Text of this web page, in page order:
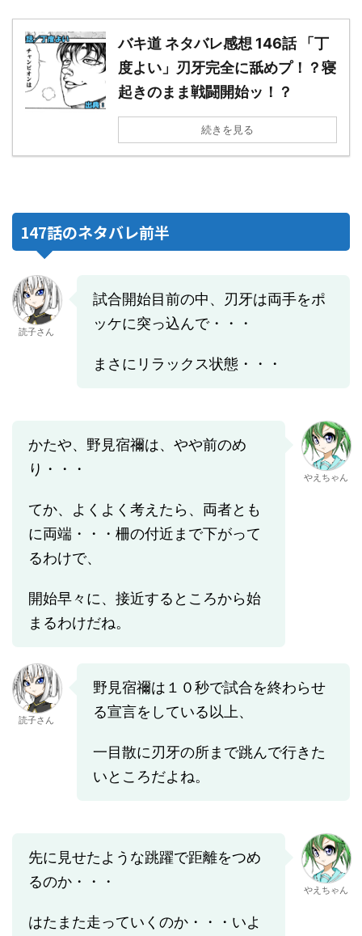
バキ道 ネタバレ感想 146話 「丁
度よい」刃牙完全に舐めプ！？寝
起きのまま戦闘開始ッ！？
続きを見る
147話のネタバレ前半
読子さん
試合開始目前の中、刃牙は両手をポ
ッケに突っ込んで・・・
まさにリラックス状態・・・
かたや、野見宿禰は、やや前のめ
り・・・
てか、よくよく考えたら、両者とも
に両端・・・柵の付近まで下がって
るわけで、
開始早々に、接近するところから始
まるわけだね。
やえちゃん
読子さん
野見宿禰は１０秒で試合を終わらせ
る宣言をしている以上、
一目散に刃牙の所まで跳んで行きた
いところだよね。
先に見せたような跳躍で距離をつめ
るのか・・・
はたまた走っていくのか・・・いよ
やえちゃん